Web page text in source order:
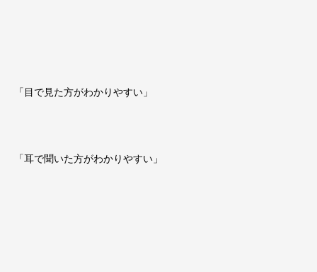
「目で見た方がわかりやすい」
「耳で聞いた方がわかりやすい」